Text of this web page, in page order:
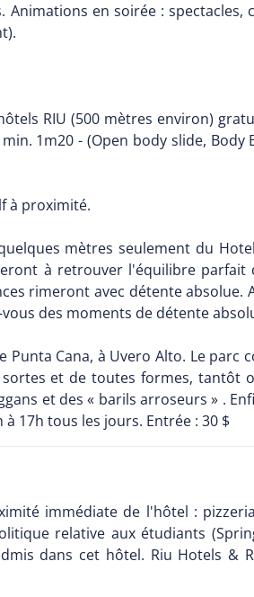
en soirée : spectacles,
RIU (500 mètres environ)
1m20 - (Open body slide, Body
à proximité.
mètres seulement du
à retrouver l'équilibre
rimeront avec détente absolue.
des moments de détente
Cana, à Uvero Alto. Le parc
et de toutes formes, tantôt
et des « barils arroseurs » .
17h tous les jours. Entrée : 30 $
immédiate de l'hôtel :
relative aux étudiants
dans cet hôtel. Riu Hotels &